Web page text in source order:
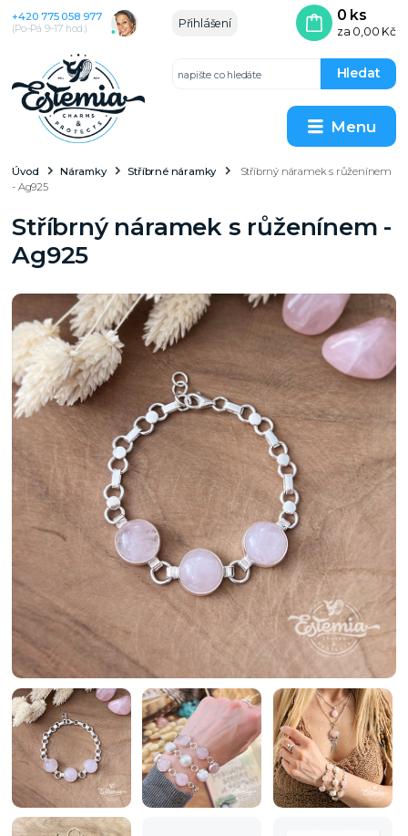
Menu
Přihlášení
Hledat
+420 775 058 977
(Po–Pá 9–17 hod.)
0 ks
za 0,00 Kč
Úvod Náramky Stříbrné náramky
Stříbrný náramek s růženínem
- Ag925
Stříbrný náramek s růženínem -
Ag925